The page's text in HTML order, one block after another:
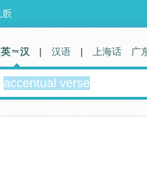
英 汉 | 汉语 | 上海话 广